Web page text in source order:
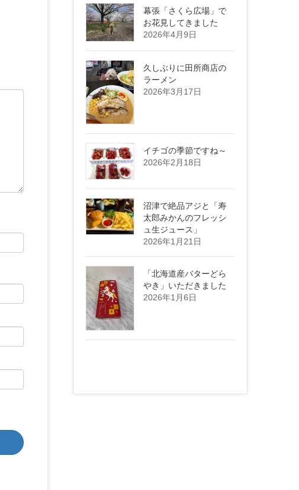
幕張「さくら広場」で
お花見してきました
2026年4月9日
久しぶりに田所商店の
ラーメン
2026年3月17日
イチゴの季節ですね～
2026年2月18日
沼津で絶品アジと「寿
太郎みかんのフレッシ
ュ生ジュース」
2026年1月21日
「北海道産バターどら
やき」いただきました
2026年1月6日